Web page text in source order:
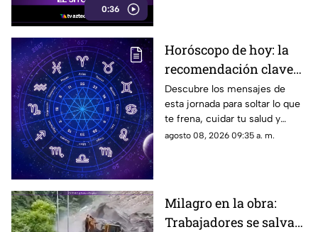
0:36
Horóscopo de hoy: la
recomendación clave
para tu signo este
sábado
Descubre los mensajes de
esta jornada para soltar lo que
te frena, cuidar tu salud y
renovar tu energía en la playa o
agosto 08, 2026 09:35 a. m.
Milagro en la obra:
Trabajadores se salvan